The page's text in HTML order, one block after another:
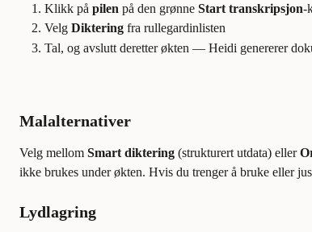
Klikk på pilen på den grønne Start transkripsjon-
Velg Diktering fra rullegardinlisten
Tal, og avslutt deretter økten — Heidi genererer
Malalternativer
Velg mellom Smart diktering (strukturert utdata) eller
ikke brukes under økten. Hvis du trenger å bruke eller
Lydlagring